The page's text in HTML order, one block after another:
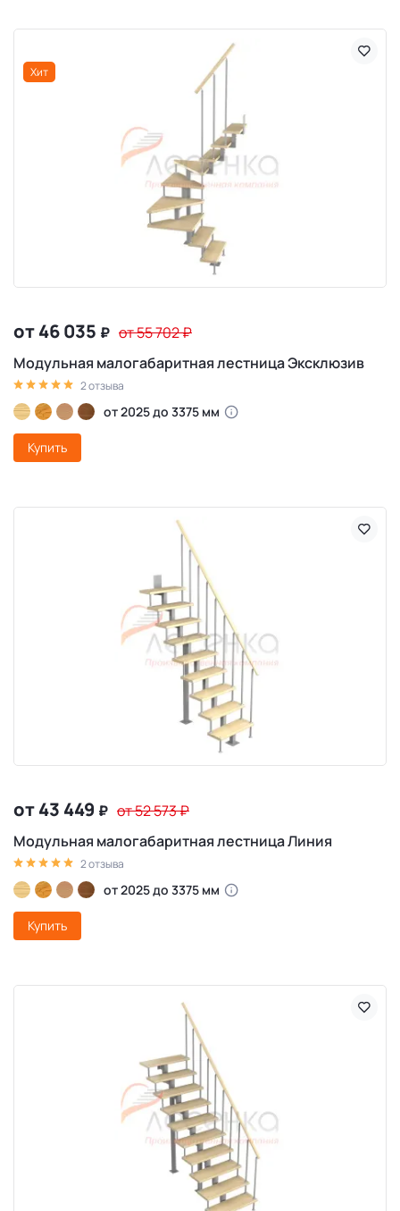
Хит
от 46 035 ₽ от 55 702₽
Модульная малогабаритная лестница Эксклюзив
2 отзыва
от 2025 до 3375 мм
Купить
от 43 449 ₽ от 52 573₽
Модульная малогабаритная лестница Линия
2 отзыва
от 2025 до 3375 мм
Купить